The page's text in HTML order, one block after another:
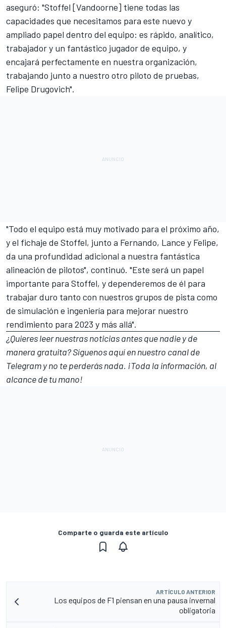
aseguró: "Stoffel [Vandoorne] tiene todas las
capacidades que necesitamos para este nuevo y
ampliado papel dentro del equipo: es rápido, analítico,
trabajador y un fantástico jugador de equipo, y
encajará perfectamente en nuestra organización,
trabajando junto a nuestro otro piloto de pruebas,
Felipe Drugovich".
"Todo el equipo está muy motivado para el próximo año,
y el fichaje de Stoffel, junto a Fernando, Lance y Felipe,
da una profundidad adicional a nuestra fantástica
alineación de pilotos", continuó. "Este será un papel
importante para Stoffel, y dependeremos de él para
trabajar duro tanto con nuestros grupos de pista como
de simulación e ingeniería para mejorar nuestro
rendimiento para 2023 y más allá".
¿Quieres leer nuestras noticias antes que nadie y de
manera gratuita? Síguenosaquí en nuestro canal de
Telegramy no te perderás nada. ¡Toda la información, al
alcance de tu mano!
Comparte o guarda este artículo
ARTÍCULO ANTERIOR
Los equipos de F1 piensan en una pausa invernal
obligatoria